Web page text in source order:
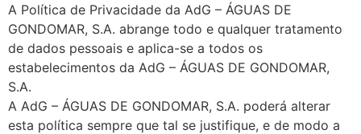
A Política de Privacidade da AdG – ÁGUAS DE
GONDOMAR, S.A. abrange todo e qualquer tratamento
de dados pessoais e aplica-se a todos os
estabelecimentos da AdG – ÁGUAS DE GONDOMAR,
S.A.
A AdG – ÁGUAS DE GONDOMAR, S.A. poderá alterar
esta política sempre que tal se justifique, e de modo a